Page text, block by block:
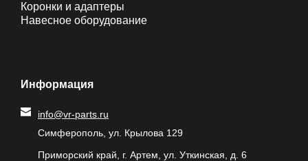
Коронки и адаптеры
Навесное оборудование
Информация
info@vr-parts.ru
Симферополь, ул. Крылова 129
Приморский край, г. Артем, ул. Уткинская, д. 6